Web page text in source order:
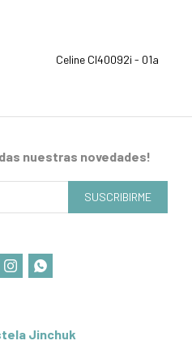
Celine Cl40092i - 01a
Jinchuk
nuestras novedades!
SUSCRIBIRME
 